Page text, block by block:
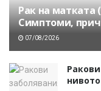
Рак на матката
Симптоми,
07/08/2026